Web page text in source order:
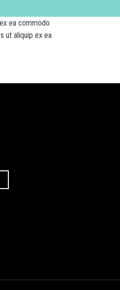
ea commodo
ut aliquip ex ea